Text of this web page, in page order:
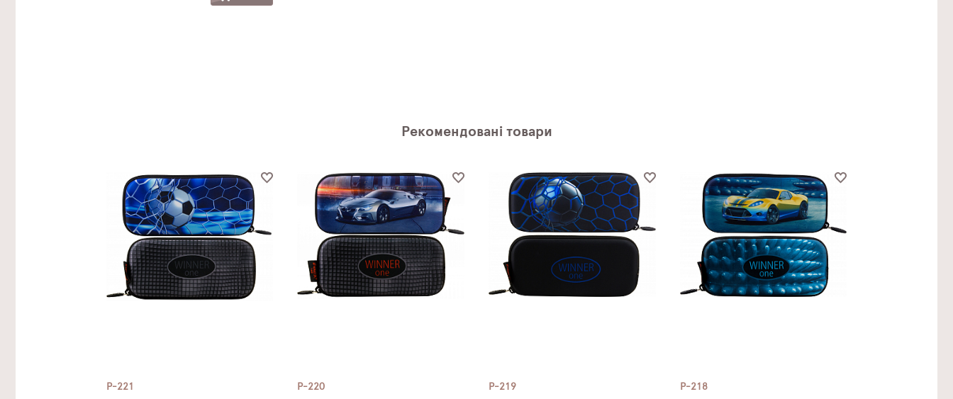
Рекомендовані товари
P-221 P-220 P-219 P-218